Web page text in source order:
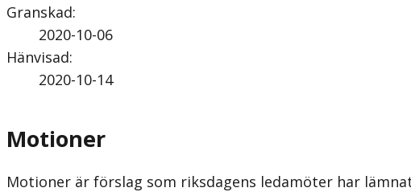
Granskad:
2020-10-06
Hänvisad:
2020-10-14
Motioner
Motioner är förslag som riksdagens ledamöter har